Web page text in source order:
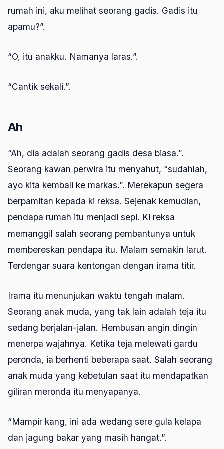
rumah ini, aku melihat seorang gadis. Gadis itu
apamu?”.
“O, itu anakku. Namanya laras.”.
“Cantik sekali.”.
Ah
“Ah, dia adalah seorang gadis desa biasa.”.
Seorang kawan perwira itu menyahut, “sudahlah,
ayo kita kembali ke markas.”. Merekapun segera
berpamitan kepada ki reksa. Sejenak kemudian,
pendapa rumah itu menjadi sepi. Ki reksa
memanggil salah seorang pembantunya untuk
membereskan pendapa itu. Malam semakin larut.
Terdengar suara kentongan dengan irama titir.
Irama itu menunjukan waktu tengah malam.
Seorang anak muda, yang tak lain adalah teja itu
sedang berjalan-jalan. Hembusan angin dingin
menerpa wajahnya. Ketika teja melewati gardu
peronda, ia berhenti beberapa saat. Salah seorang
anak muda yang kebetulan saat itu mendapatkan
giliran meronda itu menyapanya.
“Mampir kang, ini ada wedang sere gula kelapa
dan jagung bakar yang masih hangat.”.